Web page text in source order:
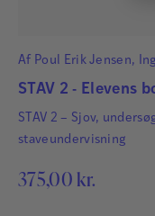
Af Poul Erik Jensen,
STAV 2 - Elevens
STAV 2 – Sjov,
staveundervisning
375,00 kr.